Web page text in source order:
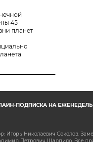
45
планет
ПОДПИСКА НА
Николаевич Соколов.